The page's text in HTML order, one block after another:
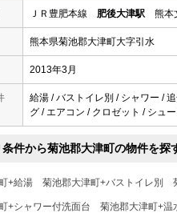
ＪＲ豊肥本線 肥後大津駅 熊本
熊本県菊池郡大津町大字引水
2013年3月
給湯 / バストイレ別 / シャワー /
グ / エアコン / クロゼット / シュ
条件から菊池郡大津町の物件を探
+給湯 菊池郡大津町+バストイレ別
+シャワー付洗面台 菊池郡大津町+温